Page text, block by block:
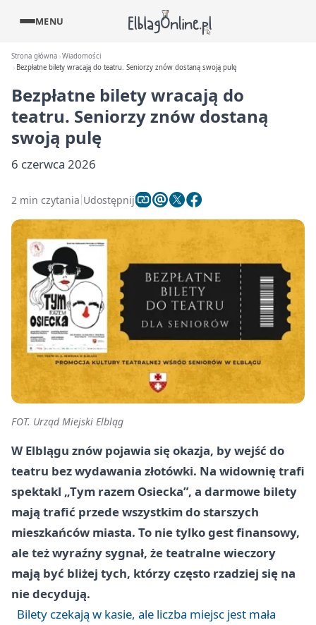
MENU
Strona główna Wiadomości
Bezpłatne bilety wracają do teatru. Seniorzy znów dostaną swoją pulę
Bezpłatne bilety wracają do
teatru. Seniorzy znów dostaną
swoją pulę
6 czerwca 2026
2 min czytania Udostępnij
FOT. Urząd Miejski Elbląg
W Elblągu znów pojawia się okazja, by wejść do
teatru bez wydawania złotówki. Na widownię trafi
spektakl „Tym razem Osiecka”, a darmowe bilety
mają trafić przede wszystkim do starszych
mieszkańców miasta. To nie tylko gest finansowy,
ale też wyraźny sygnał, że teatralne wieczory
mają być bliżej tych, którzy często rzadziej się na
nie decydują.
Bilety czekają w kasie, ale liczba miejsc jest mała